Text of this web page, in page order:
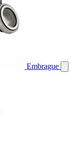
Embrague